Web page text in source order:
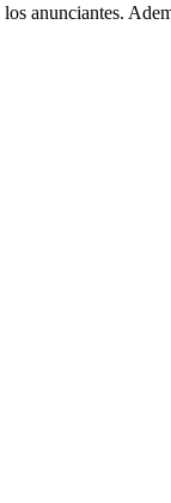
anunciantes.